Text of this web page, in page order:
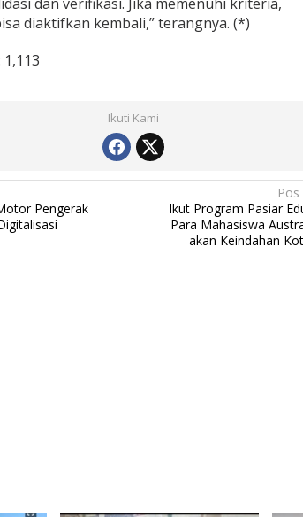
diaktifkan kembali,” terangnya. (*)
1,113
Ikuti Kami
Pengerak
Ikut Program Pasiar
Para Mahasiswa
akan Keindahan